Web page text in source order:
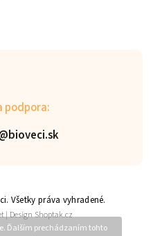
Ďalším prechádzaním tohto
podpora:
. Všetky práva vyhradené.
| DesignShoptak.cz